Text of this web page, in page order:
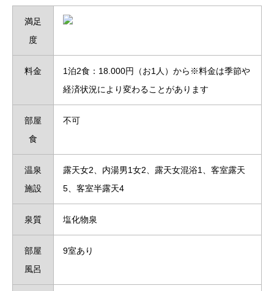
満足
度
料金
1泊2食：18.000円（お1人）から※料金は季節や
経済状況により変わることがあります
部屋
食
不可
温泉
施設
露天女2、内湯男1女2、露天女混浴1、客室露天
5、客室半露天4
泉質 塩化物泉
部屋
風呂
9室あり